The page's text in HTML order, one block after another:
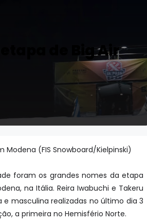
de Big Air
Modena (FIS Snowboard/Kielpinski)
foram os grandes nomes da etapa
na Itália. Reira Iwabuchi e Takeru
masculina realizadas no último dia 3
a primeira no Hemisfério Norte.